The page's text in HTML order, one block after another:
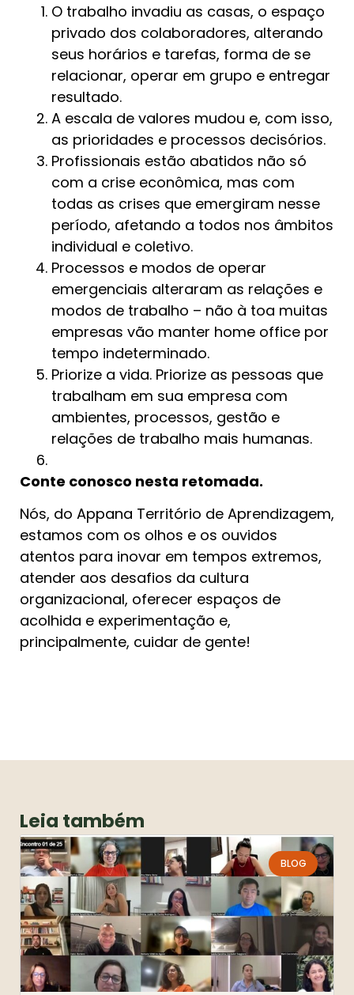
O trabalho invadiu as casas, o espaço
privado dos colaboradores, alterando
seus horários e tarefas, forma de se
relacionar, operar em grupo e entregar
resultado.
A escala de valores mudou e, com isso,
as prioridades e processos decisórios.
Profissionais estão abatidos não só
com a crise econômica, mas com
todas as crises que emergiram nesse
período, afetando a todos nos âmbitos
individual e coletivo.
Processos e modos de operar
emergenciais alteraram as relações e
modos de trabalho – não à toa muitas
empresas vão manter home office por
tempo indeterminado.
Priorize a vida. Priorize as pessoas que
trabalham em sua empresa com
ambientes, processos, gestão e
relações de trabalho mais humanas.
Conte conosco nesta retomada.
Nós, do Appana Território de Aprendizagem,
estamos com os olhos e os ouvidos
atentos para inovar em tempos extremos,
atender aos desafios da cultura
organizacional, oferecer espaços de
acolhida e experimentação e,
principalmente, cuidar de gente!
Leia também
BLOG